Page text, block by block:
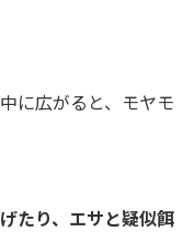
に広がると、モヤモ
たり、エサと疑似餌